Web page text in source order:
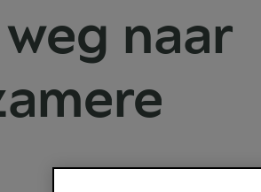
naar